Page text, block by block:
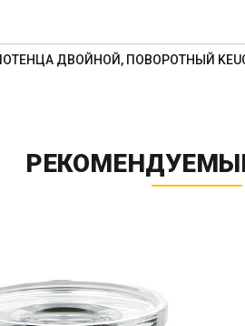
ДВОЙНОЙ, ПОВОРОТНЫЙ